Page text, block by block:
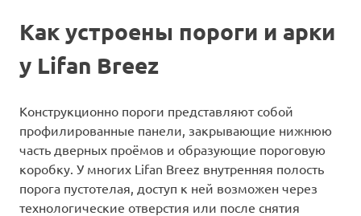
Как устроены пороги и арки
у Lifan Breez
Конструкционно пороги представляют собой
профилированные панели, закрывающие нижнюю
часть дверных проёмов и образующие пороговую
коробку. У многих Lifan Breez внутренняя полость
порога пустотелая, доступ к ней возможен через
технологические отверстия или после снятия